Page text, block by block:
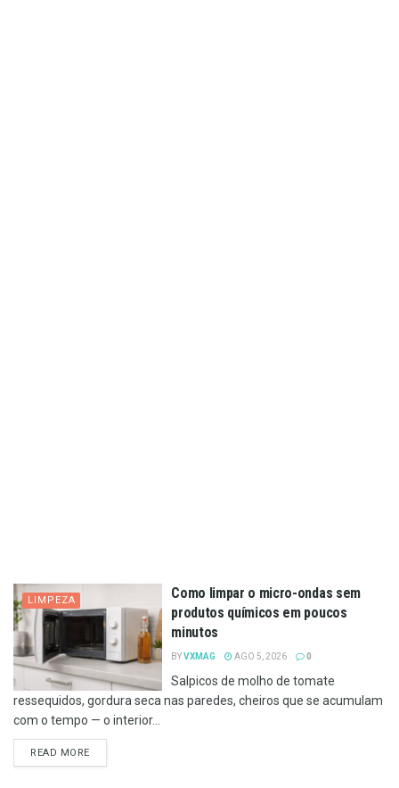
LIMPEZA
Como limpar o micro-ondas sem
produtos químicos em poucos
minutos
BYVXMAG AGO 5, 2026 0
Salpicos de molho de tomate
ressequidos, gordura seca nas paredes, cheiros que se acumulam
com o tempo — o interior...
READ MOREDETAILS